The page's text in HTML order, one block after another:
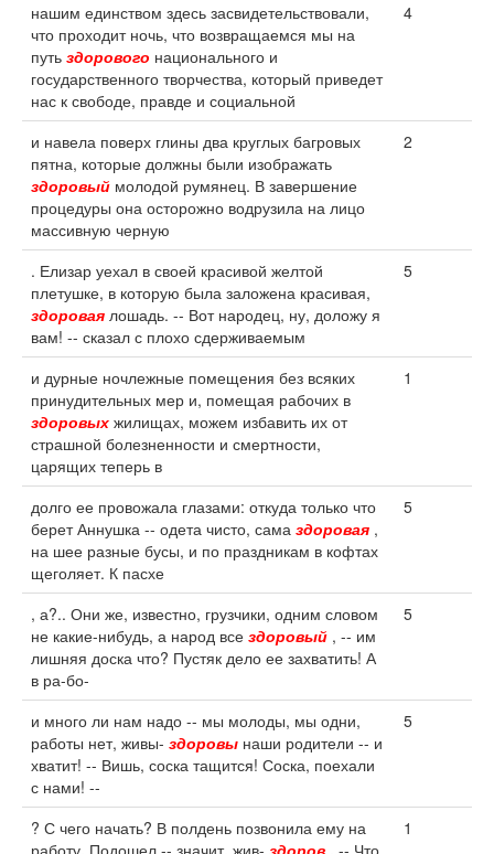
нашим единством здесь засвидетельствовали,
что проходит ночь, что возвращаемся мы на
путь здорового национального и
государственного творчества, который приведет
нас к свободе, правде и социальной
4
и навела поверх глины два круглых багровых
пятна, которые должны были изображать
здоровый молодой румянец. В завершение
процедуры она осторожно водрузила на лицо
массивную черную
2
. Елизар уехал в своей красивой желтой
плетушке, в которую была заложена красивая,
здоровая лошадь. -- Вот народец, ну, доложу я
вам! -- сказал с плохо сдерживаемым
5
и дурные ночлежные помещения без всяких
принудительных мер и, помещая рабочих в
здоровых жилищах, можем избавить их от
страшной болезненности и смертности,
царящих теперь в
1
долго ее провожала глазами: откуда только что
берет Аннушка -- одета чисто, сама здоровая ,
на шее разные бусы, и по праздникам в кофтах
щеголяет. К пасхе
5
, а?.. Они же, известно, грузчики, одним словом
не какие-нибудь, а народ все здоровый , -- им
лишняя доска что? Пустяк дело ее захватить! А
в ра-бо-
5
и много ли нам надо -- мы молоды, мы одни,
работы нет, живы- здоровы наши родители -- и
хватит! -- Вишь, соска тащится! Соска, поехали
с нами! --
5
? С чего начать? В полдень позвонила ему на
работу. Подошел -- значит, жив- здоров . -- Что
1